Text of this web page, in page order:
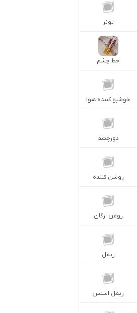
تونر
خط چشم
خوشبو کننده هوا
دورچشم
روشن کننده
روغن ارگان
ریمل
ریمل اسنس